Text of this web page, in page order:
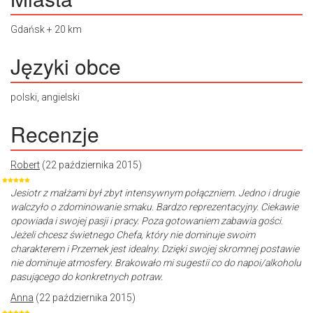
Gdańsk + 20 km
Języki obce
polski, angielski
Recenzje
Robert (22 października 2015)
Jesiotr z małżami był zbyt intensywnym połączniem. Jedno i drugie
walczyło o zdominowanie smaku. Bardzo reprezentacyjny. Ciekawie
opowiada i swojej pasji i pracy. Poza gotowaniem zabawia gości.
Jeżeli chcesz świetnego Chefa, który nie dominuje swoim
charakterem i Przemek jest idealny. Dzięki swojej skromnej postawie
nie dominuje atmosfery. Brakowało mi sugestii co do napoi/alkoholu
pasującego do konkretnych potraw.
Anna (22 października 2015)